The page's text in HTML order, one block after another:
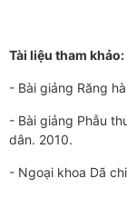
Tài liệu tham khảo:
- Bài giảng Răng
- Bài giảng Phẫu
dân. 2010.
- Ngoại khoa Dã